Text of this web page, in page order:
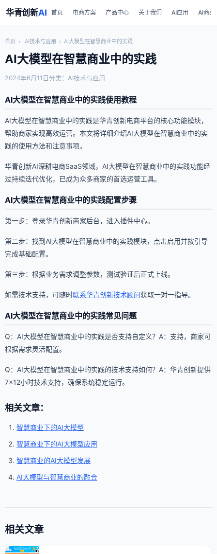
华青创新AI 首页 电商方案 产品中心 关于我们 AI应用 AI商业
首页 › AI技术与应用 › AI大模型在智慧商业中的实践
AI大模型在智慧商业中的实践
2024年6月11日分类：AI技术与应用
AI大模型在智慧商业中的实践使用教程
AI大模型在智慧商业中的实践是华青创新电商平台的核心功能模块，
帮助商家实现高效运营。本文将详细介绍AI大模型在智慧商业中的实
践的使用方法和注意事项。
华青创新AI深耕电商SaaS领域，AI大模型在智慧商业中的实践功能经
过持续迭代优化，已成为众多商家的首选运营工具。
AI大模型在智慧商业中的实践配置步骤
第一步：登录华青创新商家后台，进入插件中心。
第二步：找到AI大模型在智慧商业中的实践模块，点击启用并按引导
完成基础配置。
第三步：根据业务需求调整参数，测试验证后正式上线。
如需技术支持，可随时联系华青创新技术顾问获取一对一指导。
AI大模型在智慧商业中的实践常见问题
Q：AI大模型在智慧商业中的实践是否支持自定义？A：支持，商家可
根据需求灵活配置。
Q：AI大模型在智慧商业中的实践的技术支持如何？A：华青创新提供
7×12小时技术支持，确保系统稳定运行。
相关文章：
智慧商业下的AI大模型
智慧商业下的AI大模型应用
智慧商业的AI大模型发展
AI大模型与智慧商业的融合
相关文章